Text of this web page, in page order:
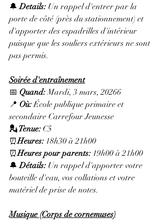
🔔 Details: Un rappel d'entrer par la
porte de côté (près du stationnement) et
d'apporter des espadrilles d'intérieur
puisque que les souliers extérieurs ne sont
pas permis.
Soirée d'entraînement
📅 Quand: Mardi, 3 mars, 20266
📍 Où: École publique primaire et
secondaire Carrefour Jeunesse
💂 Tenue: C5
⏰Heures: 18h30 à 21h00
⏰Heures pour parents: 19h00 à 21h00
🔔 Détails: Un rappel d'apporter votre
bouteille d'eau, vos collations et votre
matériel de prise de notes.
Musique (Corps de cornemuses)